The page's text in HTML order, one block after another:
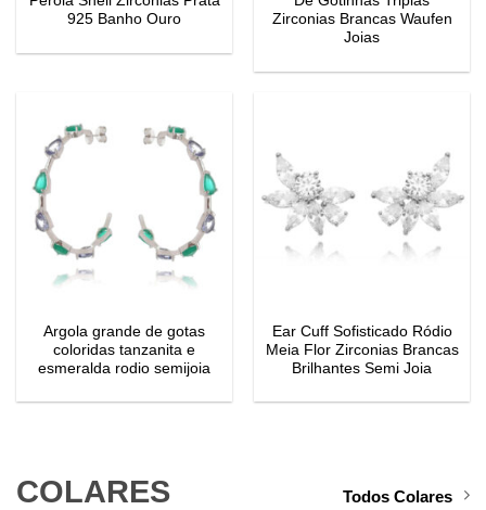
925 Banho Ouro
Zirconias Brancas Waufen
Joias
Argola grande de gotas
coloridas tanzanita e
esmeralda rodio semijoia
Ear Cuff Sofisticado Ródio
Meia Flor Zirconias Brancas
Brilhantes Semi Joia
COLARES Todos Colares